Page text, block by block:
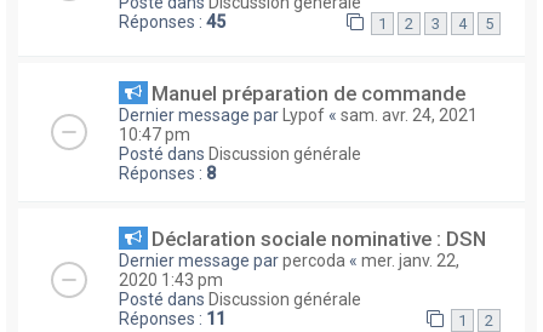
Réponses : 45 1 2 3 4 5
Manuel préparation de commande
Dernier message par Lypof « sam. avr. 24, 2021
10:47 pm
Posté dans Discussion générale
Réponses : 8
Déclaration sociale nominative : DSN
Dernier message parpercoda « mer. janv. 22,
2020 1:43 pm
Posté dans Discussion générale
Réponses : 11 1 2